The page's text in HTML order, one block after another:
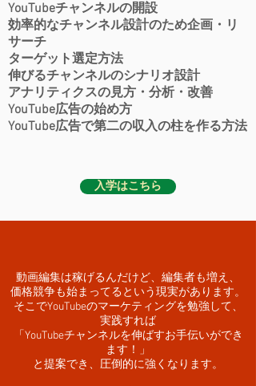
YouTubeチャンネルの開設
効率的なチャンネル設計のため企画・リ
サーチ
ターゲット選定方法
伸びるチャンネルのシナリオ設計
アナリティクスの見方・分析・改善
YouTube広告の始め方
YouTube広告で第二の収入の柱を作る方法
入学はこちら
動画編集は稼げるんだけど、編集者も増え、
価格競争も始まってるという現実があります。
そこでYouTubeのマーケティングを勉強して、
実践すれば
「YouTubeチャンネルを伸ばすお手伝いができ
ます！」
と提案でき、圧倒的に強くなります。